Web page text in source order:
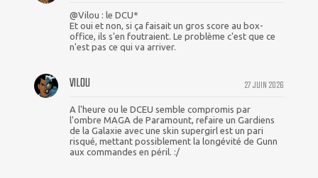
@Vilou : le DCU*
Et oui et non, si ça faisait un gros score au box-
office, ils s'en foutraient. Le problème c'est que ce
n'est pas ce qui va arriver.
27 JUIN 2026
VILOU
A l'heure ou le DCEU semble compromis par
l'ombre MAGA de Paramount, refaire un Gardiens
de la Galaxie avec une skin supergirl est un pari
risqué, mettant possiblement la longévité de Gunn
aux commandes en péril. :/